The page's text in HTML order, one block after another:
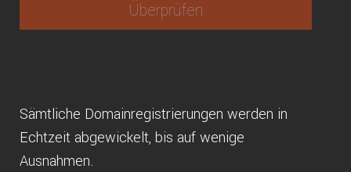
Sämtliche Domainregistrierungen werden in
Echtzeit abgewickelt, bis auf wenige
Ausnahmen.